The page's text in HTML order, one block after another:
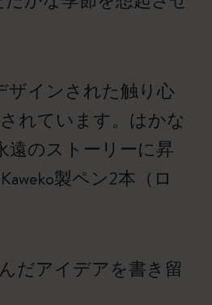
ザインされた触り心
れています。はかな
遠のストーリーに昇
製ペン2本（ロ
だアイデアを書き留